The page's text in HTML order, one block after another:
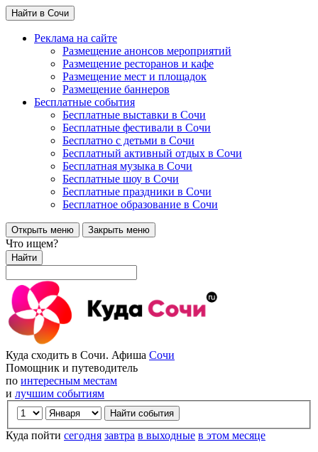
Найти в Сочи
Реклама на сайте
Размещение анонсов мероприятий
Размещение ресторанов и кафе
Размещение мест и площадок
Размещение баннеров
Бесплатные события
Бесплатные выставки в Сочи
Бесплатные фестивали в Сочи
Бесплатно с детьми в Сочи
Бесплатный активный отдых в Сочи
Бесплатная музыка в Сочи
Бесплатные шоу в Сочи
Бесплатные праздники в Сочи
Бесплатное образование в Сочи
Открыть меню Закрыть меню
Что ищем?
Найти
Куда сходить в Сочи. Афиша Сочи
Помощник и путеводитель
по интересным местам
и лучшим событиям
Куда пойти сегодня завтра в выходные в этом месяце